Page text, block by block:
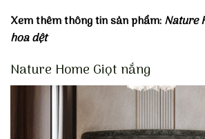
Xem thêm thông tin sản phẩm:Nature
hoa dệt
Nature Home Giọt nắng